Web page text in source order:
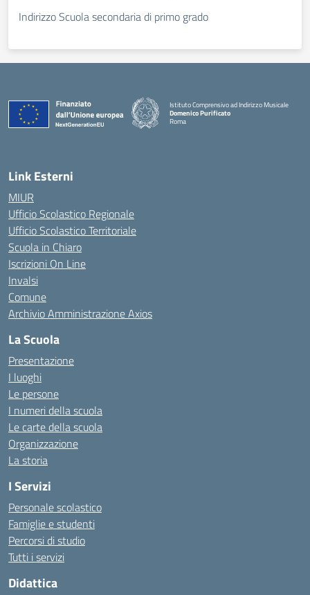
Indirizzo Scuola secondaria di primo grado
Istituto Comprensivo ad Indirizzo Musicale
Domenico Purificato
Roma
Link Esterni
MIUR
Ufficio Scolastico Regionale
Ufficio Scolastico Territoriale
Scuola in Chiaro
Iscrizioni On Line
Invalsi
Comune
Archivio Amministrazione Axios
La Scuola
Presentazione
I luoghi
Le persone
I numeri della scuola
Le carte della scuola
Organizzazione
La storia
I Servizi
Personale scolastico
Famiglie e studenti
Percorsi di studio
Tutti i servizi
Didattica